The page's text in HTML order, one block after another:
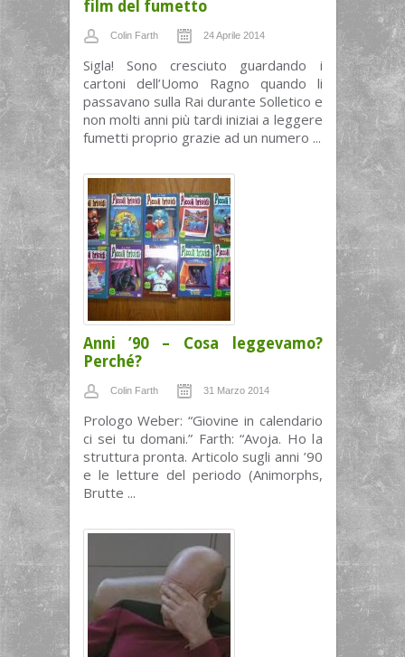
film del fumetto
Colin Farth 24 Aprile 2014
Sigla! Sono cresciuto guardando i
cartoni dell’Uomo Ragno quando li
passavano sulla Rai durante Solletico e
non molti anni più tardi iniziai a leggere
fumetti proprio grazie ad un numero ...
Anni ’90 – Cosa leggevamo?
Perché?
Colin Farth 31 Marzo 2014
Prologo Weber: “Giovine in calendario
ci sei tu domani.” Farth: “Avoja. Ho la
struttura pronta. Articolo sugli anni ’90
e le letture del periodo (Animorphs,
Brutte ...